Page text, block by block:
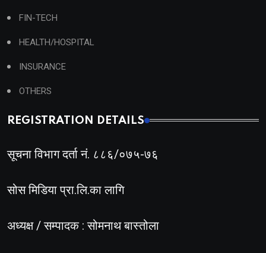
FIN-TECH
HEALTH/HOSPITAL
INSURANCE
OTHERS
REGISTRATION DETAILS
सूचना विभाग दर्ता नं. ८८६/०७५-७६
सोस मिडिया प्रा.लि.का लागि
अध्यक्ष / सम्पादक : सोमनाथ बास्तोला